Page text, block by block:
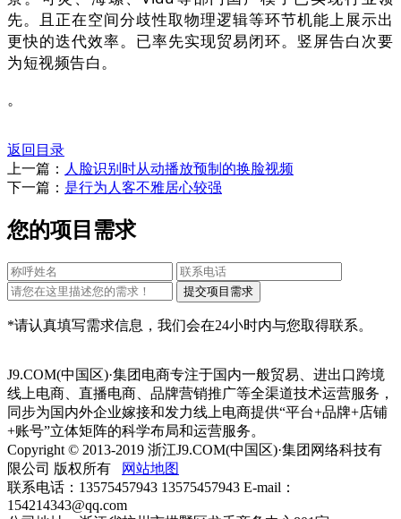
先。且正在空间分歧性取物理逻辑等环节机能上展示出
更快的迭代效率。已率先实现贸易闭环。竖屏告白次要
为短视频告白。
。
返回目录
上一篇： 人脸识别时从动播放预制的换脸视频
下一篇： 是行为人客不雅居心较强
您的项目需求
*请认真填写需求信息，我们会在24小时内与您取得联系。
J9.COM(中国区)·集团电商专注于国内一般贸易、进出口跨境
线上电商、直播电商、品牌营销推广等全渠道技术运营服务，
同步为国内外企业嫁接和发力线上电商提供“平台+品牌+店铺
+账号”立体矩阵的科学布局和运营服务。
Copyright © 2013-2019 浙江J9.COM(中国区)·集团网络科技有
限公司 版权所有
网站地图
联系电话：13575457943 13575457943 E-mail：
154214343@qq.com